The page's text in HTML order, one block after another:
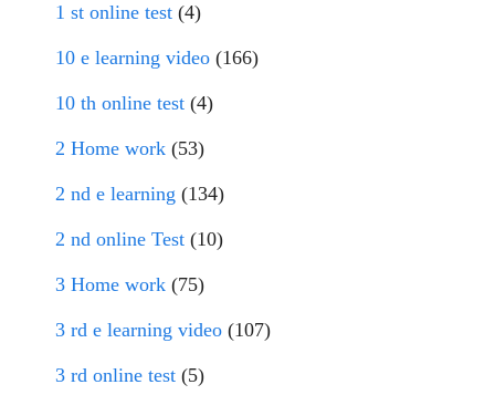
1 st online test (4)
10 e learning video (166)
10 th online test (4)
2 Home work (53)
2 nd e learning (134)
2 nd online Test (10)
3 Home work (75)
3 rd e learning video (107)
3 rd online test (5)